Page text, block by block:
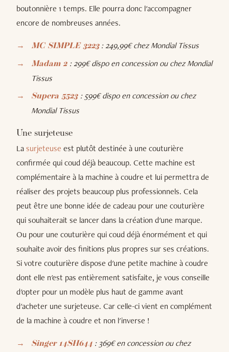
boutonnière 1 temps. Elle pourra donc l'accompagner
encore de nombreuses années.
MC SIMPLE 3223: 249,99€ chez Mondial Tissus
Madam 2 : 299€ dispo en concession ou chez Mondial
Tissus
Supera 5523 : 599€ dispo en concession ou chez
Mondial Tissus
Une surjeteuse
Lasurjeteuse est plutôt destinée à une couturière
confirmée qui coud déjà beaucoup. Cette machine est
complémentaire à la machine à coudre et lui permettra de
réaliser des projets beaucoup plus professionnels. Cela
peut être une bonne idée de cadeau pour une couturière
qui souhaiterait se lancer dans la création d'une marque.
Ou pour une couturière qui coud déjà énormément et qui
souhaite avoir des finitions plus propres sur ses créations.
Si votre couturière dispose d'une petite machine à coudre
dont elle n'est pas entièrement satisfaite, je vous conseille
d'opter pour un modèle plus haut de gamme avant
d'acheter une surjeteuse. Car celle-ci vient en complément
de la machine à coudre et non l'inverse !
Singer 14SH644: 369€ en concession ou chez